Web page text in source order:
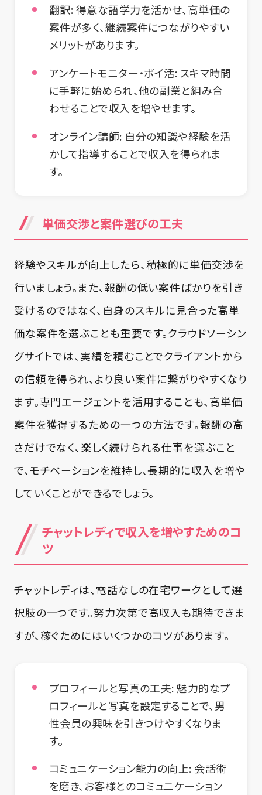
翻訳:得意な語学力を活かせ、高単価の
案件が多く、継続案件につながりやすい
メリットがあります。
アンケートモニター・ポイ活: スキマ時間
に手軽に始められ、他の副業と組み合
わせることで収入を増やせます。
オンライン講師: 自分の知識や経験を活
かして指導することで収入を得られま
す。
単価交渉と案件選びの工夫
経験やスキルが向上したら、積極的に単価交渉を
行いましょう。また、報酬の低い案件ばかりを引き
受けるのではなく、自身のスキルに見合った高単
価な案件を選ぶことも重要です。クラウドソーシン
グサイトでは、実績を積むことでクライアントから
の信頼を得られ、より良い案件に繋がりやすくなり
ます。専門エージェントを活用することも、高単価
案件を獲得するための一つの方法です。報酬の高
さだけでなく、楽しく続けられる仕事を選ぶこと
で、モチベーションを維持し、長期的に収入を増や
していくことができるでしょう。
チャットレディで収入を増やすためのコ
ツ
チャットレディは、電話なしの在宅ワークとして選
択肢の一つです。努力次第で高収入も期待できま
すが、稼ぐためにはいくつかのコツがあります。
プロフィールと写真の工夫: 魅力的なプ
ロフィールと写真を設定することで、男
性会員の興味を引きつけやすくなりま
す。
コミュニケーション能力の向上: 会話術
を磨き、お客様とのコミュニケーション